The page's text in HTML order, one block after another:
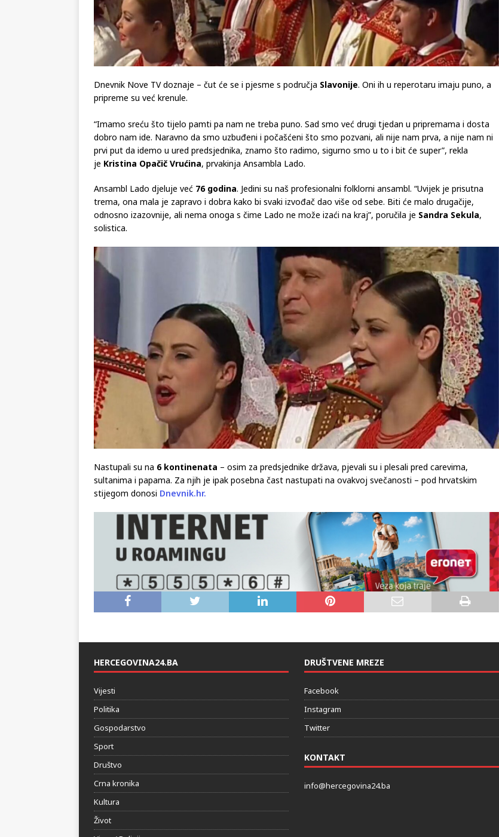
Dnevnik Nove TV doznaje – čut će se i pjesme s područja
pripreme su već krenule.
“Imamo sreću što tijelo pamti pa nam ne treba puno. Sad smo već drugi tjedan u pripremama i dosta
dobro nam ide. Naravno da smo uzbuđeni i počašćeni što smo pozvani, ali nije nam prva, a nije nam ni
prvi put da idemo u ured predsjednika, znamo što radimo, sigurno smo u to i bit će super”, rekla
jeKristina Opačič Vrućina, prvakinja Ansambla Lado.
Ansambl Lado djeluje već
. Jedini su naš profesionalni folklorni ansambl. “Uvijek je prisutna
trema, ona mala je zapravo i dobra kako bi svaki izvođač dao više od sebe. Biti će malo drugačije,
solistica.
Nastupali su na 6 kontinenata
– osim za predsjednike država, pjevali su i plesali pred carevima,
sultanima i papama. Za njih je ipak posebna čast nastupati na ovakvoj svečanosti – pod hrvatskim
stijegom donosiDnevnik.hr.
Vijesti
Politika
Gospodarstvo
Sport
Društvo
Crna kronika
Kultura
Facebook
Instagram